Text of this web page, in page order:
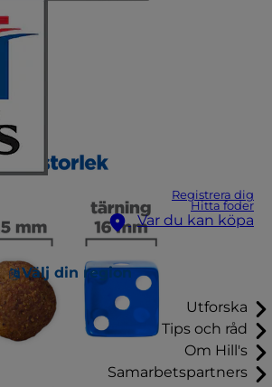
Registrera dig
Hitta foder
Var du kan köpa
Välj din region
Utforska
Tips och råd
Om Hill's
Samarbetspartners